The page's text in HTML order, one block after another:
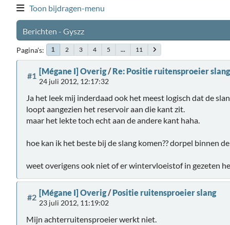
Toon bijdragen-menu
Berichten - Gyszz
Pagina's 1 2 3 4 5 ... 11
#1 [Mégane I] Overig/Re: Positie ruitensproeier slang
24 juli 2012, 12:17:32
Ja het leek mij inderdaad ook het meest logisch dat de
loopt aangezien het reservoir aan die kant zit.
maar het lekte toch echt aan de andere kant haha.
hoe kan ik het beste bij de slang komen?? dorpel binnen
weet overigens ook niet of er wintervloeistof in gezeten
#2 [Mégane I] Overig/Positie ruitensproeier slang
23 juli 2012, 11:19:02
Mijn achterruitensproeier werkt niet.